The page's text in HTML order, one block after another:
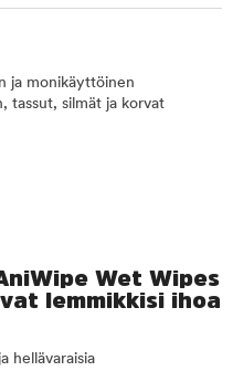
ja monikäyttöinen
tassut, silmät ja korvat
Wet Wipes
lemmikkisi ihoa
hellävaraisia